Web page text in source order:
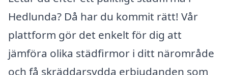
Hedlunda? Då har du kommit rätt! Vår
plattform gör det enkelt för dig att
jämföra olika städfirmor i ditt närområde
och få skräddarsydda erbjudanden som